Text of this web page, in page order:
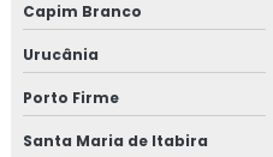
Capim Branco
Urucânia
Porto Firme
Santa Maria de Itabira